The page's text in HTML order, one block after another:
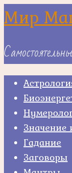
Skip
to
Мир
Значение
Гадание
Заговоры